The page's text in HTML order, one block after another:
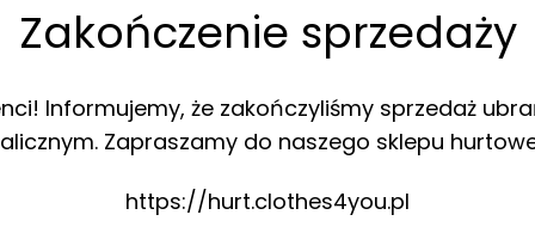
Zakończenie sprzedaży
Informujemy, że zakończyliśmy sprzedaż
Zapraszamy do naszego sklepu
https://hurt.clothes4you.pl